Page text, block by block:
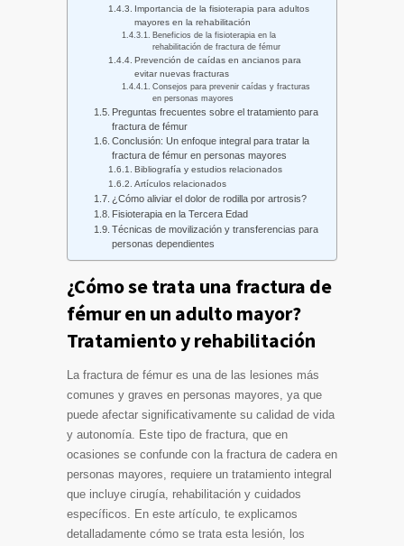
Importancia de la fisioterapia para adultos
mayores en la rehabilitación
Beneficios de la fisioterapia en la
rehabilitación de fractura de fémur
Prevención de caídas en ancianos para
evitar nuevas fracturas
Consejos para prevenir caídas y fracturas
en personas mayores
Preguntas frecuentes sobre el tratamiento para
fractura de fémur
Conclusión: Un enfoque integral para tratar la
fractura de fémur en personas mayores
Bibliografía y estudios relacionados
Artículos relacionados
¿Cómo aliviar el dolor de rodilla por artrosis?
Fisioterapia en la Tercera Edad
Técnicas de movilización y transferencias para
personas dependientes
¿Cómo se trata una fractura de
fémur en un adulto mayor?
Tratamiento y rehabilitación
La fractura de fémur es una de las lesiones más
comunes y graves en personas mayores, ya que
puede afectar significativamente su calidad de vida
y autonomía. Este tipo de fractura, que en
ocasiones se confunde con la fractura de cadera en
personas mayores, requiere un tratamiento integral
que incluye cirugía, rehabilitación y cuidados
específicos. En este artículo, te explicamos
detalladamente cómo se trata esta lesión, los